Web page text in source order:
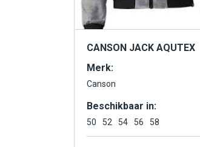
CANSON JACK AQUTEX
Merk:
Canson
Beschikbaar in:
50 52 54 56 58